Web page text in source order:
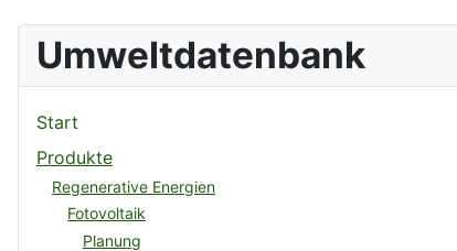
Umweltdatenbank
Start
Produkte
Regenerative Energien
Fotovoltaik
Planung